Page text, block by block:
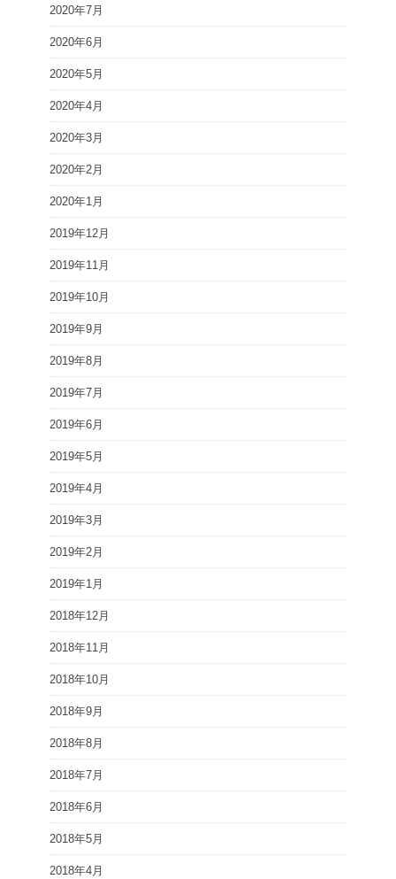
2020年7月
2020年6月
2020年5月
2020年4月
2020年3月
2020年2月
2020年1月
2019年12月
2019年11月
2019年10月
2019年9月
2019年8月
2019年7月
2019年6月
2019年5月
2019年4月
2019年3月
2019年2月
2019年1月
2018年12月
2018年11月
2018年10月
2018年9月
2018年8月
2018年7月
2018年6月
2018年5月
2018年4月